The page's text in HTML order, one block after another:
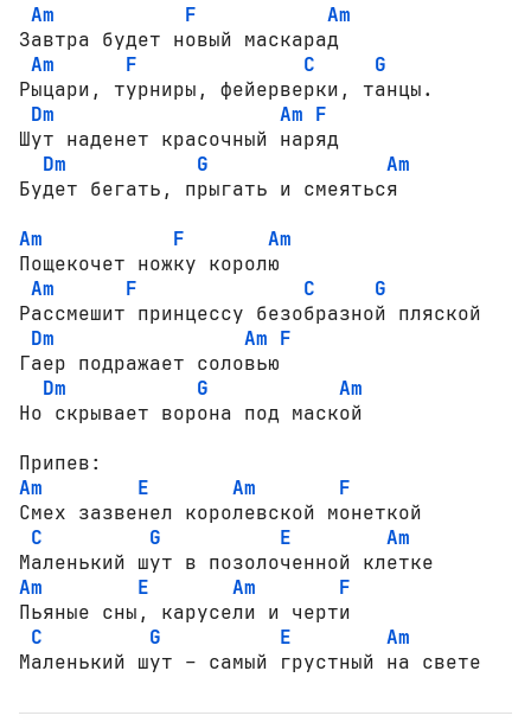
Am
F
Am
Завтра будет новый маскарад
Am
F C
G
Рыцари, турниры, фейерверки, танцы.
Dm
Am F
Шут наденет красочный наряд
Dm
G
Am
Будет бегать, прыгать и смеяться
Am
F
Am
Пощекочет ножку королю
Am
F C
G
Рассмешит принцессу безобразной пляской
Dm
Am F
Гаер подражает соловью
Dm
G
Am
Но скрывает ворона под маской
Am
E Am
F
Смех зазвенел королевской монеткой
C
G E
Am
Am
E Am
F
Пьяные сны, карусели и черти
C
G E
Am
Маленький шут – самый грустный на свете